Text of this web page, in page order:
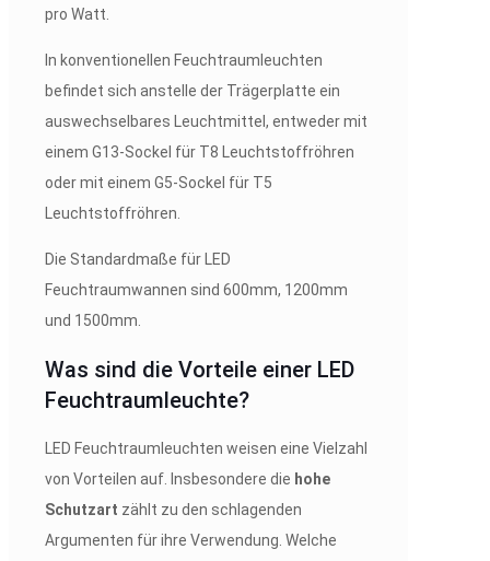
pro Watt.
In konventionellen Feuchtraumleuchten
befindet sich anstelle der Trägerplatte ein
auswechselbares Leuchtmittel, entweder mit
einem G13-Sockel für T8 Leuchtstoffröhren
oder mit einem G5-Sockel für T5
Leuchtstoffröhren.
Die Standardmaße für LED
Feuchtraumwannen sind 600mm, 1200mm
und 1500mm.
Was sind die Vorteile einer LED
Feuchtraumleuchte?
LED Feuchtraumleuchten weisen eine Vielzahl
von Vorteilen auf. Insbesondere die hohe
Schutzart zählt zu den schlagenden
Argumenten für ihre Verwendung. Welche